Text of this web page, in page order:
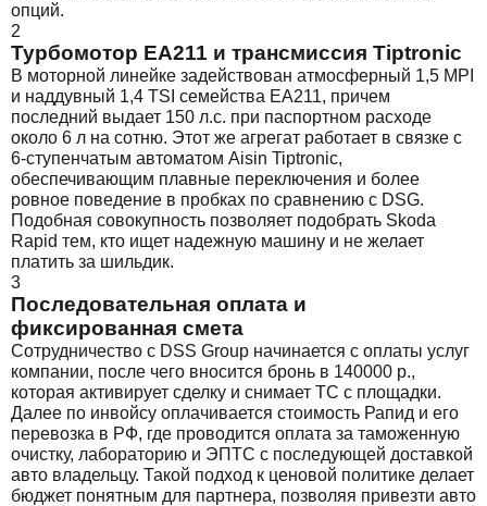
опций.
2
Турбомотор EA211 и трансмиссия Tiptronic
В моторной линейке задействован атмосферный 1,5 MPI
и наддувный 1,4 TSI семейства EA211, причем
последний выдает 150 л.с. при паспортном расходе
около 6 л на сотню. Этот же агрегат работает в связке с
6-ступенчатым автоматом Aisin Tiptronic,
обеспечивающим плавные переключения и более
ровное поведение в пробках по сравнению с DSG.
Подобная совокупность позволяет подобрать Skoda
Rapid тем, кто ищет надежную машину и не желает
платить за шильдик.
3
Последовательная оплата и
фиксированная смета
Сотрудничество с DSS Group начинается с оплаты услуг
компании, после чего вносится бронь в 140000 р.,
которая активирует сделку и снимает ТС с площадки.
Далее по инвойсу оплачивается стоимость Рапид и его
перевозка в РФ, где проводится оплата за таможенную
очистку, лабораторию и ЭПТС с последующей доставкой
авто владельцу. Такой подход к ценовой политике делает
бюджет понятным для партнера, позволяя привезти авто